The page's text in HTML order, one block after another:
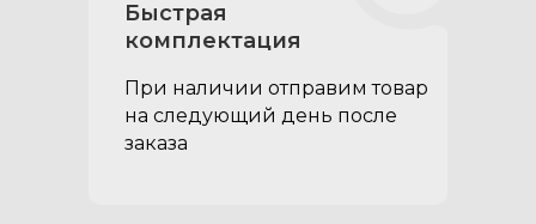
Спальные секции:
второго ряда сидений
образуется ровный пол,
который можно
Быстрая
комплектация
При наличии отправим товар
на следующий день после
заказа